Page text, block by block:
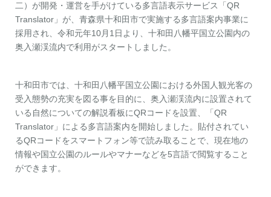
二）が開発・運営を手がけている多言語表示サービス「QR
Translator」が、青森県十和田市で実施する多言語案内事業に
採用され、令和元年10月1日より、十和田八幡平国立公園内の
奥入瀬渓流内で利用がスタートしました。
十和田市では、十和田八幡平国立公園における外国人観光客の
受入態勢の充実を図る事を目的に、奥入瀬渓流内に設置されて
いる自然についての解説看板にQRコードを設置、「QR
Translator」による多言語案内を開始しました。貼付されてい
るQRコードをスマートフォン等で読み取ることで、現在地の
情報や国立公園のルールやマナーなどを5言語で閲覧すること
ができます。